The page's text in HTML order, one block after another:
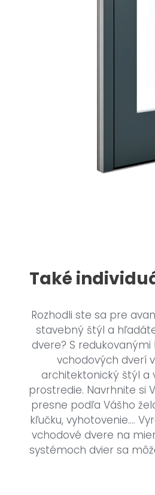
Také
Rozhodli ste sa pre
stavebný štýl a
dvere? S redukovanými
vchodových dverí
architektonický štýl a
prostredie. Navrhnite si
presne podľa Vášho
kľučku, vyhotovenie....
vchodové dvere na
systémoch dvier sa